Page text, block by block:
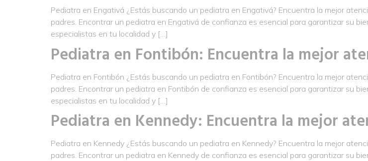
Pediatra en Engativá ¿Estás buscando un pediatra en Engativá? Encuentra la mejor
padres. Encontrar un pediatra en Engativá de confianza es esencial para garantizar su
especialistas en tu localidad y […]
Pediatra en Fontibón: Encuentra la mejor
Pediatra en Fontibón ¿Estás buscando un pediatra en Fontibón? Encuentra la mejor
padres. Encontrar un pediatra en Fontibón de confianza es esencial para garantizar su
especialistas en tu localidad y […]
Pediatra en Kennedy: Encuentra la mejor
Pediatra en Kennedy ¿Estás buscando un pediatra en Kennedy? Encuentra la mejor
padres. Encontrar un pediatra en Kennedy de confianza es esencial para garantizar su